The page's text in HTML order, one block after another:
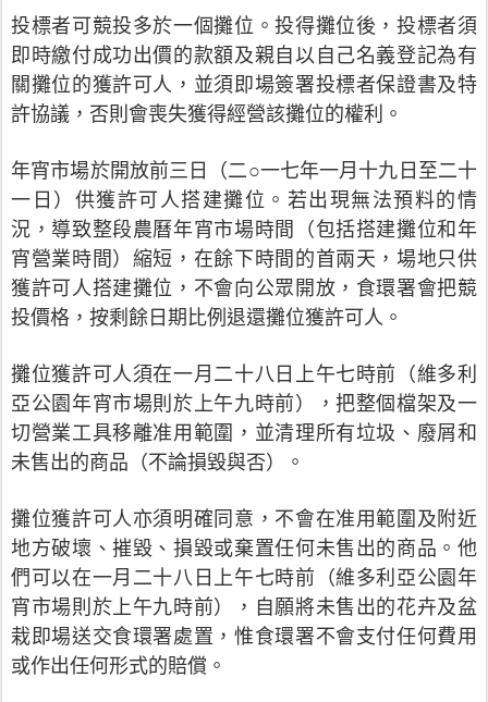
投標者可競投多於一個攤位。投得攤位後，投標者須
即時繳付成功出價的款額及親自以自己名義登記為有
關攤位的獲許可人，並須即場簽署投標者保證書及特
許協議，否則會喪失獲得經營該攤位的權利。
年宵市場於開放前三日（二○一七年一月十九日至二十
一日）供獲許可人搭建攤位。若出現無法預料的情
況，導致整段農曆年宵市場時間（包括搭建攤位和年
宵營業時間）縮短，在餘下時間的首兩天，場地只供
獲許可人搭建攤位，不會向公眾開放，食環署會把競
投價格，按剩餘日期比例退還攤位獲許可人。
攤位獲許可人須在一月二十八日上午七時前（維多利
亞公園年宵市場則於上午九時前），把整個檔架及一
切營業工具移離准用範圍，並清理所有垃圾、廢屑和
未售出的商品（不論損毀與否）。
攤位獲許可人亦須明確同意，不會在准用範圍及附近
地方破壞、摧毀、損毀或棄置任何未售出的商品。他
們可以在一月二十八日上午七時前（維多利亞公園年
宵市場則於上午九時前），自願將未售出的花卉及盆
栽即場送交食環署處置，惟食環署不會支付任何費用
或作出任何形式的賠償。